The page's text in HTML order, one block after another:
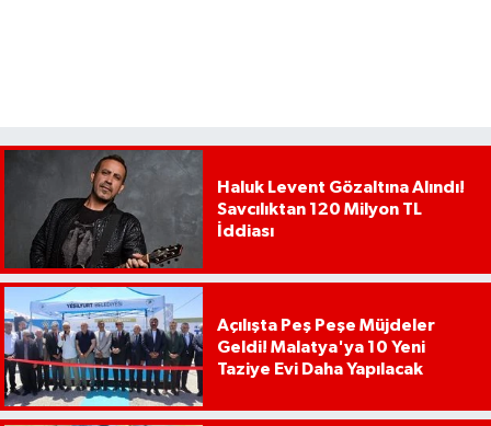
Haluk Levent Gözaltına Alındı!
Savcılıktan 120 Milyon TL
İddiası
Açılışta Peş Peşe Müjdeler
Geldi! Malatya'ya 10 Yeni
Taziye Evi Daha Yapılacak